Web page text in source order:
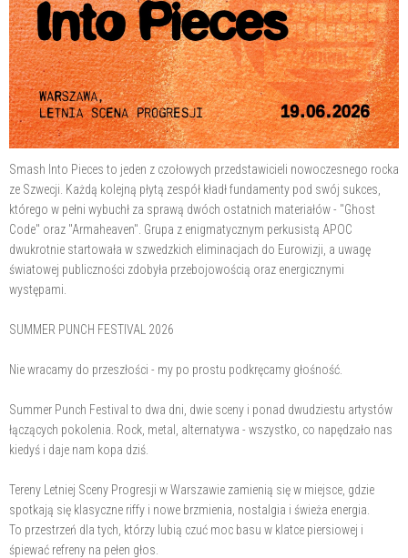
Smash Into Pieces to jeden z czołowych przedstawicieli nowoczesnego rocka
ze Szwecji. Każdą kolejną płytą zespół kładł fundamenty pod swój sukces,
którego w pełni wybuchł za sprawą dwóch ostatnich materiałów - "Ghost
Code" oraz "Armaheaven". Grupa z enigmatycznym perkusistą APOC
dwukrotnie startowała w szwedzkich eliminacjach do Eurowizji, a uwagę
światowej publiczności zdobyła przebojowością oraz energicznymi
występami.
SUMMER PUNCH FESTIVAL 2026
Nie wracamy do przeszłości - my po prostu podkręcamy głośność.
Summer Punch Festival to dwa dni, dwie sceny i ponad dwudziestu artystów
łączących pokolenia. Rock, metal, alternatywa - wszystko, co napędzało nas
kiedyś i daje nam kopa dziś.
Tereny Letniej Sceny Progresji w Warszawie zamienią się w miejsce, gdzie
spotkają się klasyczne riffy i nowe brzmienia, nostalgia i świeża energia.
To przestrzeń dla tych, którzy lubią czuć moc basu w klatce piersiowej i
śpiewać refreny na pełen głos.